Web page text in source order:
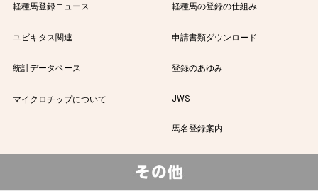
軽種馬登録ニュース 軽種馬の登録の仕組み
ユビキタス関連 申請書類ダウンロード
統計データベース 登録のあゆみ
マイクロチップについて JWS
馬名登録案内